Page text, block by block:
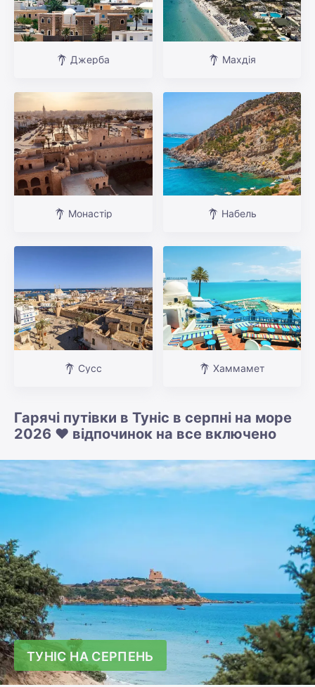
Джерба Махдія
Монастір Набель
Сусс Хаммамет
Гарячі путівки в Туніс в серпні на море
2026 ❤️ відпочинок на все включено
ТУНІС НА СЕРПЕНЬ